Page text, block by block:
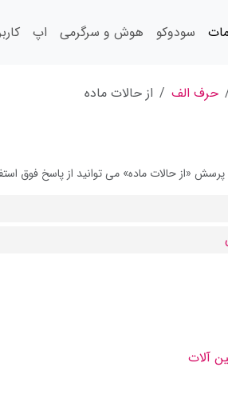
سودوکو هوش و سرگرمی اپ
حرف الف از حالات ماده
«از حالات ماده» می توانید از پاسخ فوق
آلات